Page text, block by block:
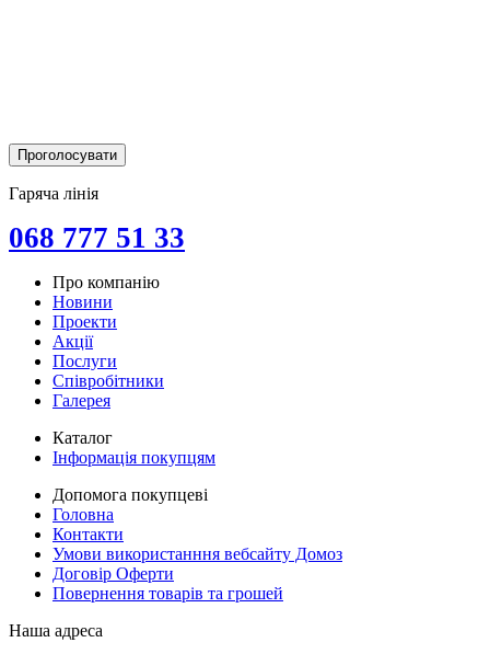
Гаряча лінія
068 777 51 33
Про компанію
Новини
Проекти
Акції
Послуги
Співробітники
Галерея
Каталог
Інформація покупцям
Допомога покупцеві
Головна
Контакти
Умови використанння вебсайту Домоз
Договір Оферти
Повернення товарів та грошей
Наша адреса